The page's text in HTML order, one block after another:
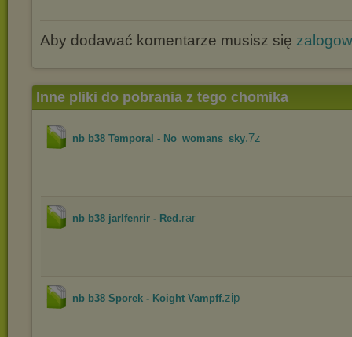
Aby dodawać komentarze musisz się
Inne pliki do pobrania z tego chomika
nb b38 Temporal - No_womans_sky.7z
nb b38 jarlfenrir - Red .rar
nb b38 Sporek - Koight Vampff.zip